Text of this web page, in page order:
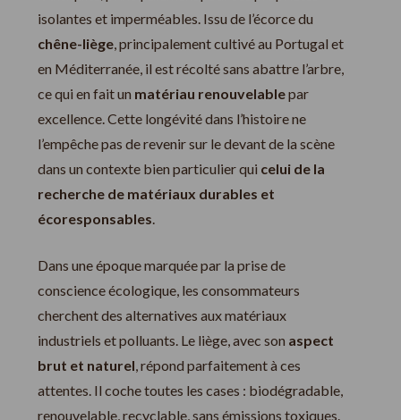
isolantes et imperméables. Issu de l’écorce du
chêne-liège, principalement cultivé au Portugal et
en Méditerranée, il est récolté sans abattre l’arbre,
ce qui en fait un matériau renouvelablepar
excellence. Cette longévité dans l’histoire ne
l’empêche pas de revenir sur le devant de la scène
dans un contexte bien particulier qui celui de la
recherche de matériaux durables et
écoresponsables.
Dans une époque marquée par la prise de
conscience écologique, les consommateurs
cherchent des alternatives aux matériaux
industriels et polluants. Le liège, avec son aspect
brut et naturel, répond parfaitement à ces
attentes. Il coche toutes les cases : biodégradable,
renouvelable, recyclable, sans émissions toxiques.